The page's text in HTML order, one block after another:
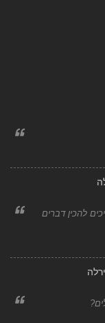
להכין דברים